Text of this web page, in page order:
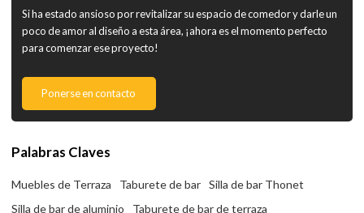
Si ha estado ansioso por revitalizar su espacio de comedor y darle un
poco de amor al diseño a esta área, ¡ahora es el momento perfecto
para comenzar ese proyecto!
Ponerse en contacto
Palabras Claves
Muebles de Terraza Taburete de bar
Silla de bar Thonet
Silla de bar de aluminio
Taburete de bar de terraza